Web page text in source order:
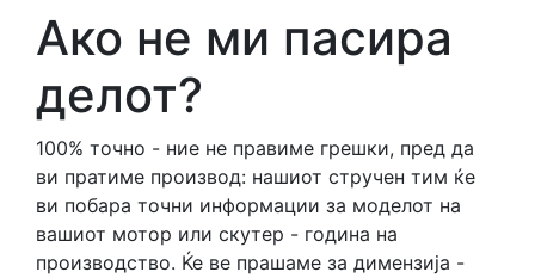
Одбери Модел
Одбери Година
Барај
Акумулатори
Кациги
Облека
Ако не ми пасира
делот?
100% точно - ние не правиме грешки, пред да
ви пратиме производ: нашиот стручен тим ќе
ви побара точни информации за моделот на
вашиот мотор или скутер - година на
производство. Ќе ве прашаме за димензија -